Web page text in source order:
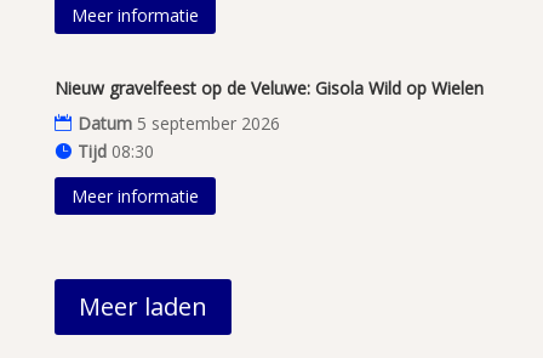
Meer informatie
Nieuw gravelfeest op de Veluwe: Gisola Wild op Wielen
Datum 5 september 2026
Tijd 08:30
Meer informatie
Meer laden